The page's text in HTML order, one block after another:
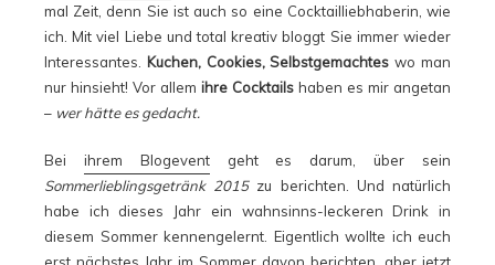
mal Zeit, denn Sie ist auch so eine Cocktailliebhaberin, wie
ich. Mit viel Liebe und total kreativ bloggt Sie immer wieder
Interessantes. Kuchen, Cookies, Selbstgemachtes wo man
nur hinsieht! Vor allem ihre Cocktails haben es mir angetan
– wer hätte es gedacht.
Bei ihrem Blogeventgeht es darum, über sein
Sommerlieblingsgetränk 2015zu berichten. Und natürlich
habe ich dieses Jahr ein wahnsinns-leckeren Drink in
diesem Sommer kennengelernt. Eigentlich wollte ich euch